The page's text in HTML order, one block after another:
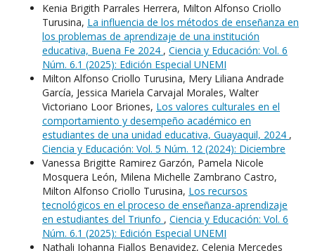
Kenia Brigith Parrales Herrera, Milton Alfonso Criollo
Turusina, La influencia de los métodos de enseñanza en
los problemas de aprendizaje de una institución
educativa, Buena Fe 2024 , Ciencia y Educación: Vol. 6
Núm. 6.1 (2025): Edición Especial UNEMI
Milton Alfonso Criollo Turusina, Mery Liliana Andrade
García, Jessica Mariela Carvajal Morales, Walter
Victoriano Loor Briones, Los valores culturales en el
comportamiento y desempeño académico en
estudiantes de una unidad educativa, Guayaquil, 2024 ,
Ciencia y Educación: Vol. 5 Núm. 12 (2024): Diciembre
Vanessa Brigitte Ramirez Garzón, Pamela Nicole
Mosquera León, Milena Michelle Zambrano Castro,
Milton Alfonso Criollo Turusina, Los recursos
tecnológicos en el proceso de enseñanza-aprendizaje
en estudiantes del Triunfo , Ciencia y Educación: Vol. 6
Núm. 6.1 (2025): Edición Especial UNEMI
Nathali Johanna Fiallos Benavidez, Celenia Mercedes